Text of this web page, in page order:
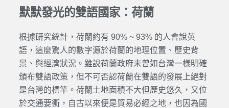
默默發光的雙語國家：荷蘭
根據研究統計，荷蘭約有 90% ~ 93% 的人會說英
語，這麼驚人的數字源於荷蘭的地理位置、歷史背
景、與經濟狀況。雖說荷蘭政府未曾如台灣一樣明確
頒布雙語政策，但不可否認荷蘭在雙語的發展上絕對
是台灣的標竿。荷蘭土地面積不大但歷史悠久，又位
於交通要衝，自古以來便是貿易必經之地，也因為國